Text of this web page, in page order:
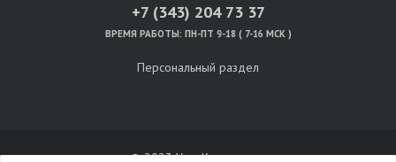
+7 (343) 204 73 37
ВРЕМЯ РАБОТЫ: ПН-ПТ 9-18 ( 7-16 МСК )
Персональный раздел
© 2023 УралКвадромед